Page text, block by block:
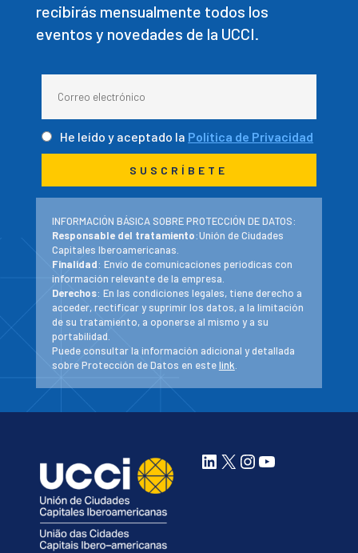
recibirás mensualmente todos los
eventos y novedades de la UCCI.
He leído y aceptado la Política de Privacidad
INFORMACIÓN BÁSICA SOBRE PROTECCIÓN DE DATOS:
Responsable del tratamiento:Unión de Ciudades
Capitales Iberoamericanas.
Finalidad: Envío de comunicaciones periodicas con
información relevante de la empresa.
Derechos: En las condiciones legales, tiene derecho a
acceder, rectificar y suprimir los datos, a la limitación
de su tratamiento, a oponerse al mismo y a su
portabilidad.
Puede consultar la información adicional y detallada
sobre Protección de Datos en estelink
LinkedIn
X Instagram
YouTube